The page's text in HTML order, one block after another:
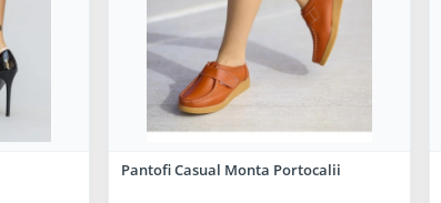
Pantofi Casual Monta Portocalii